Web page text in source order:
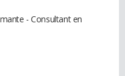
- Consultant en